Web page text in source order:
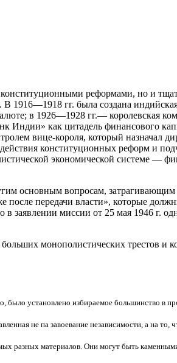
реформами, но и
В 1916—1918 гг. была создана
в 1926—1928 гг.— королевская
как цитадель финансового
вице-короля, который назначал
конституционных реформ и
экономической системе —
основным вопросам,
после передачи власти», которые
заявлении миссии от 25 мая 1946 г.
монополистических трестов и
установлено избираемое большинство в
не па завоевание независимости, а на
разных материалов. Они могут быть